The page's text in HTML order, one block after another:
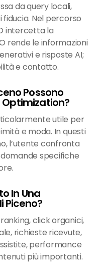
da query locali,
Nel percorso
intercetta la
rende le informazioni
e risposte AI;
e contatto.
Possono
Optimization?
utile per
e moda. In questi
l’utente confronta
specifiche
In Una
Piceno?
click organici,
richieste ricevute,
performance
più importanti.